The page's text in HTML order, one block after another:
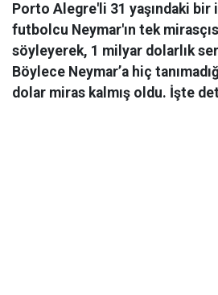
Porto Alegre'li 31 yaşındaki bir
futbolcu Neymar'ın tek
söyleyerek, 1 milyar dolarlık
Böylece Neymar’a hiç
dolar miras kalmış oldu. İşte